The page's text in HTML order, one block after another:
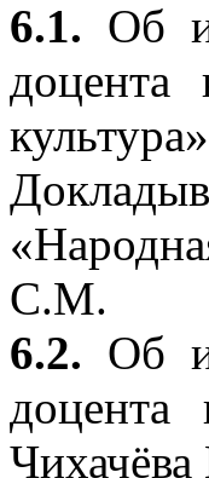
6.1. Об
доцента
С.М.
6.2. Об